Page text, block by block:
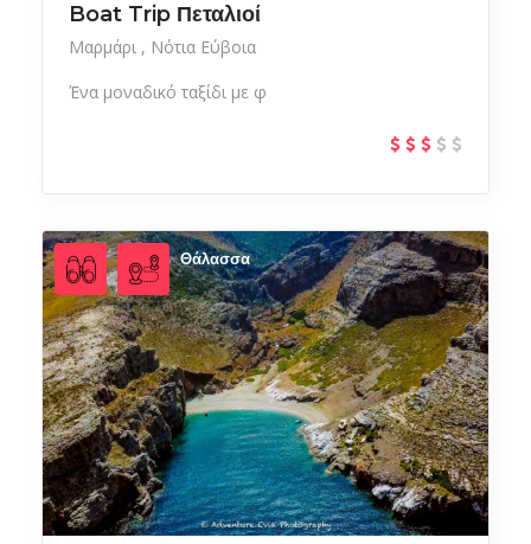
Boat Trip Πεταλιοί
Μαρμάρι
Νότια Εύβοια
Ένα μοναδικό ταξίδι με φ
Θάλασσα